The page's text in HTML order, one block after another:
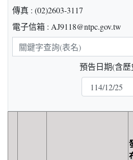
傳真 : (02)2603-3117
電子信箱 : AJ9118@ntpc.gov.tw
關
鍵
預告日期(含